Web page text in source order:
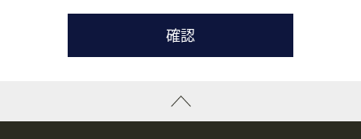
たします。
( 3 ) スタッフ派遣を検討されている企業の皆様
お問い合わせの内容に回答するために利用いたします。
なお、ご連絡手段は、電話・Ｅメールのいずれかの方法とい
資料送付、受講相談に関するご連絡のために利用いたしま